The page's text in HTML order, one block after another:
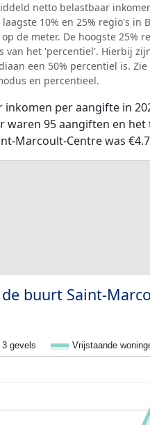
netto belastbaar
10% en 25% regio's in
de meter. De hoogste 25%
van het 'percentiel'. Hierbij
een 50% percentiel is. Zie
en percentieel.
per aangifte in
waren 95 aangiften en
Marcoult-Centre was
buurt Saint-
3 gevels Vrijstaande